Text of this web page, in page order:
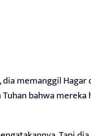
memanggil Hagar
bahwa